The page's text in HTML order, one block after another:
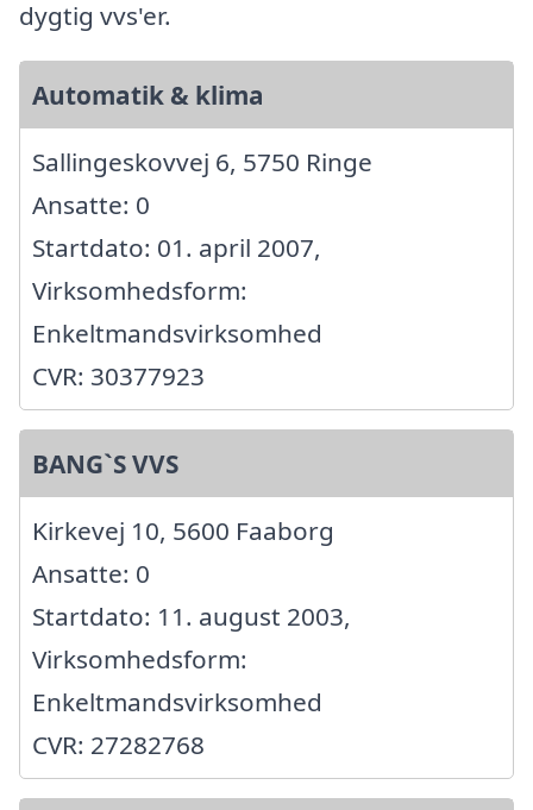
dygtig vvs'er.
Automatik & klima
Sallingeskovvej 6, 5750 Ringe
Ansatte: 0
Startdato: 01. april 2007,
Virksomhedsform:
Enkeltmandsvirksomhed
CVR: 30377923
BANG`S VVS
Kirkevej 10, 5600 Faaborg
Ansatte: 0
Startdato: 11. august 2003,
Virksomhedsform:
Enkeltmandsvirksomhed
CVR: 27282768